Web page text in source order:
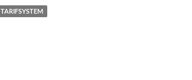
TARIFSYSTEM